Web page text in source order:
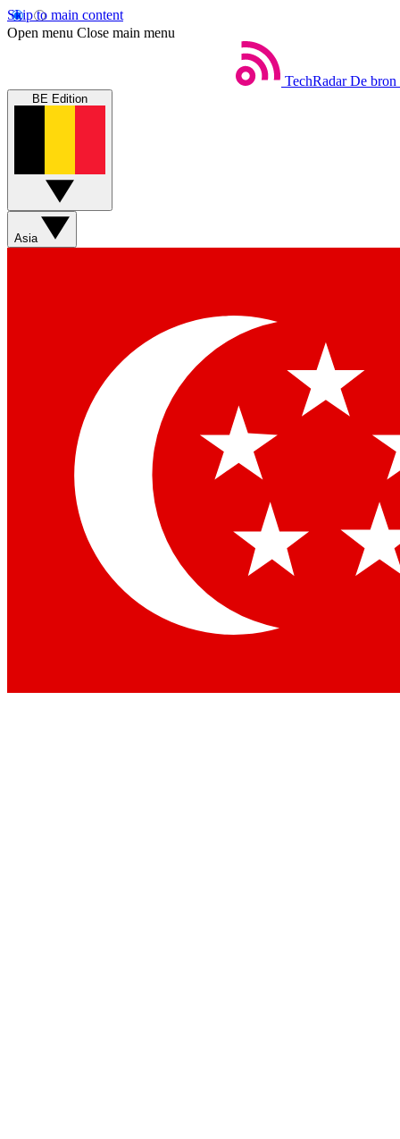
Skip to main content
Open menu Close main menu
TechRadar De bron
BE Edition
Asia